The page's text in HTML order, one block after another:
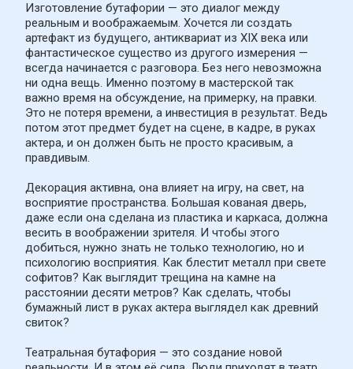
Изготовление бутафории — это диалог между
реальным и воображаемым. Хочется ли создать
артефакт из будущего, антиквариат из XIX века или
фантастическое существо из другого измерения —
всегда начинается с разговора. Без него невозможна
ни одна вещь. Именно поэтому в мастерской так
важно время на обсуждение, на примерку, на правки.
Это не потеря времени, а инвестиция в результат. Ведь
потом этот предмет будет на сцене, в кадре, в руках
актера, и он должен быть не просто красивым, а
правдивым.
Декорация активна, она влияет на игру, на свет, на
восприятие пространства. Большая кованая дверь,
даже если она сделана из пластика и каркаса, должна
весить в воображении зрителя. И чтобы этого
добиться, нужно знать не только технологию, но и
психологию восприятия. Как блестит металл при свете
софитов? Как выглядит трещина на камне на
расстоянии десяти метров? Как сделать, чтобы
бумажный лист в руках актера выглядел как древний
свиток?
Театральная бутафория — это создание новой